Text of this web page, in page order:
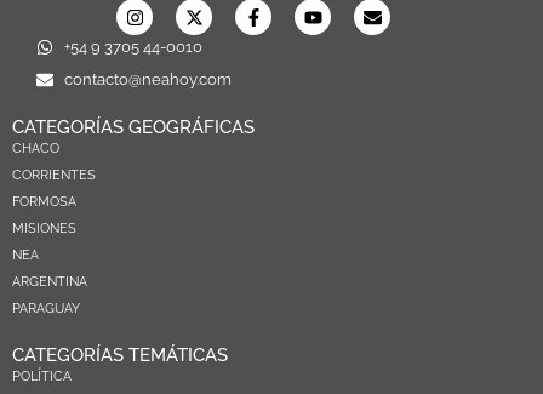
+54 9 3705 44-0010
contacto@neahoy.com
CATEGORÍAS GEOGRÁFICAS
CHACO
CORRIENTES
FORMOSA
MISIONES
NEA
ARGENTINA
PARAGUAY
CATEGORÍAS TEMÁTICAS
POLÍTICA